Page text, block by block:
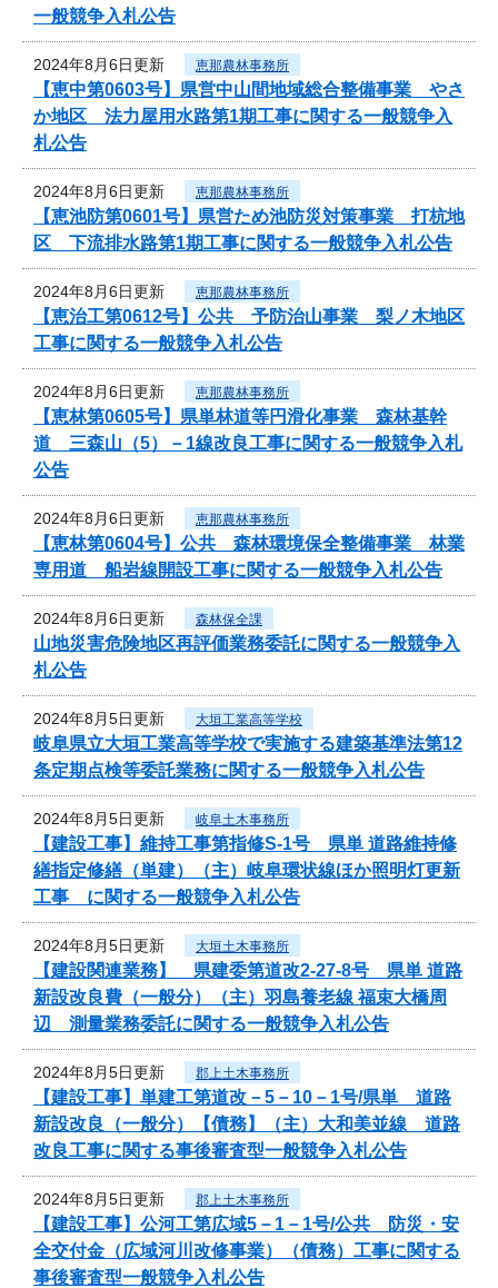
一般競争入札公告
2024年8月6日更新 恵那農林事務所
【恵中第0603号】県営中山間地域総合整備事業 やさ
か地区 法力屋用水路第1期工事に関する一般競争入
札公告
2024年8月6日更新 恵那農林事務所
【恵池防第0601号】県営ため池防災対策事業 打杭地
区 下流排水路第1期工事に関する一般競争入札公告
2024年8月6日更新 恵那農林事務所
【恵治工第0612号】公共 予防治山事業 梨ノ木地区
工事に関する一般競争入札公告
2024年8月6日更新 恵那農林事務所
【恵林第0605号】県単林道等円滑化事業 森林基幹
道 三森山（5）－1線改良工事に関する一般競争入札
公告
2024年8月6日更新 恵那農林事務所
【恵林第0604号】公共 森林環境保全整備事業 林業
専用道 船岩線開設工事に関する一般競争入札公告
2024年8月6日更新 森林保全課
山地災害危険地区再評価業務委託に関する一般競争入
札公告
2024年8月5日更新 大垣工業高等学校
岐阜県立大垣工業高等学校で実施する建築基準法第12
条定期点検等委託業務に関する一般競争入札公告
2024年8月5日更新 岐阜土木事務所
【建設工事】維持工事第指修S-1号 県単 道路維持修
繕指定修繕（単建）（主）岐阜環状線ほか照明灯更新
工事 に関する一般競争入札公告
2024年8月5日更新 大垣土木事務所
【建設関連業務】 県建委第道改2-27-8号 県単 道路
新設改良費（一般分）（主）羽島養老線 福束大橋周
辺 測量業務委託に関する一般競争入札公告
2024年8月5日更新 郡上土木事務所
【建設工事】単建工第道改－5－10－1号/県単 道路
新設改良（一般分）【債務】（主）大和美並線 道路
改良工事に関する事後審査型一般競争入札公告
2024年8月5日更新 郡上土木事務所
【建設工事】公河工第広域5－1－1号/公共 防災・安
全交付金（広域河川改修事業）（債務）工事に関する
事後審査型一般競争入札公告